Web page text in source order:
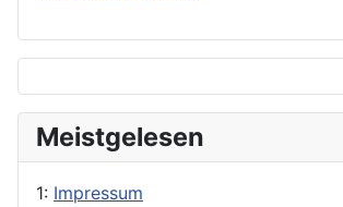
Meistgelesen
1: Impressum